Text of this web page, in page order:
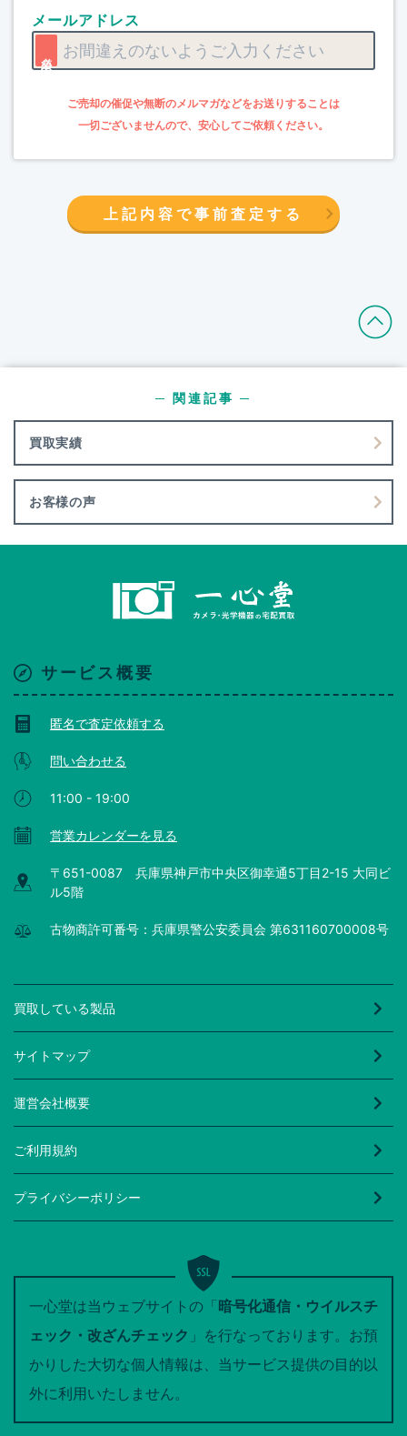
メールアドレス
上記内容で事前査定する
買取実績
─ 関連記事 ─
お客様の声
サービス概要
匿名で査定依頼する
問い合わせる
11:00 - 19:00
営業カレンダーを見る
〒651-0087 兵庫県神戸市中央区御幸通5丁目2-15 大同ビ
ル5階
古物商許可番号：兵庫県警公安委員会 第631160700008号
買取している製品
サイトマップ
運営会社概要
ご利用規約
プライバシーポリシー
一心堂は当ウェブサイトの「暗号化通信・ウイルスチ
ェック・改ざんチェック 」を行なっております。お預
かりした大切な個人情報は、当サービス提供の目的以
外に利用いたしません。